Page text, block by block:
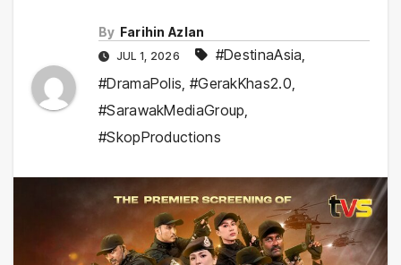
By Farihin Azlan
JUL 1, 2026 #DestinaAsia,
#DramaPolis, #GerakKhas2.0,
#SarawakMediaGroup,
#SkopProductions